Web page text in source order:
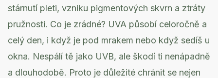
stárnutí pleti, vzniku pigmentových skvrn a ztráty
pružnosti. Co je zrádné? UVA působí celoročně a
celý den, i když je pod mrakem nebo když sedíš u
okna. Nespálí tě jako UVB, ale škodí ti nenápadně
a dlouhodobě. Proto je důležité chránit se nejen